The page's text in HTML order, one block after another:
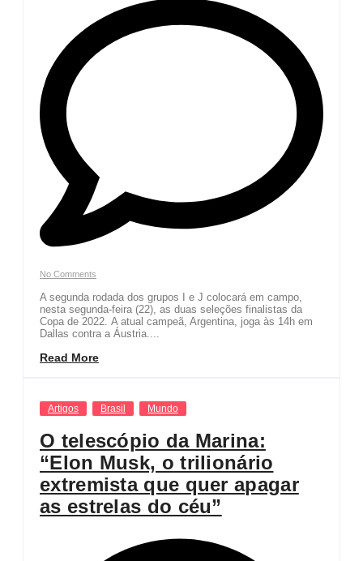
No Comments
A segunda rodada dos grupos I e J colocará em campo,
nesta segunda-feira (22), as duas seleções finalistas da
Copa de 2022. A atual campeã, Argentina, joga às 14h em
Dallas contra a Áustria....
Read More
Artigos Brasil Mundo
O telescópio da Marina:
“Elon Musk, o trilionário
extremista que quer apagar
as estrelas do céu”